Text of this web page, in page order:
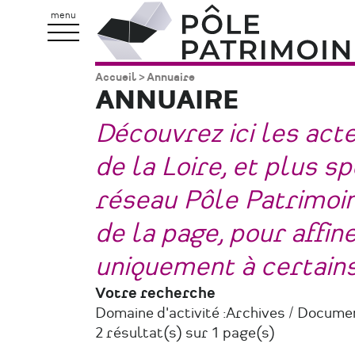
menu
Pôle
Patrimoine
Fil
d'Ariane
Accueil Annuaire
ANNUAIRE
Découvrez ici les
de la Loire, et plus
réseau Pôle
de la page, pour
uniquement à
Votre recherche
Domaine d'activité :Archives /
2 résultat(s) sur 1 page(s)